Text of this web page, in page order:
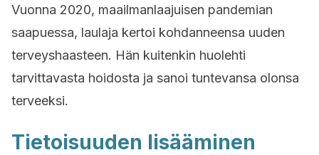
Vuonna 2020, maailmanlaajuisen pandemian
saapuessa, laulaja kertoi kohdanneensa uuden
terveyshaasteen. Hän kuitenkin huolehti
tarvittavasta hoidosta ja sanoi tuntevansa olonsa
terveeksi.
Tietoisuuden lisääminen